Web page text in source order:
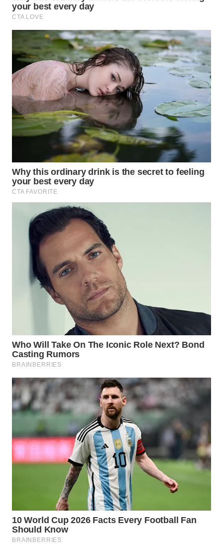
WN
TAPANULI
TENGAH
WN DELI
SERDANG
WN
TEBING
TINGGI
PAKPAK
WN
KARAWANG
WN
BEKASI
BOGOR
WN
TAPANULI
UTARA
WN
SAMOSIR
WN
PADANG
LAWAS
WN
CIANJUR
WN